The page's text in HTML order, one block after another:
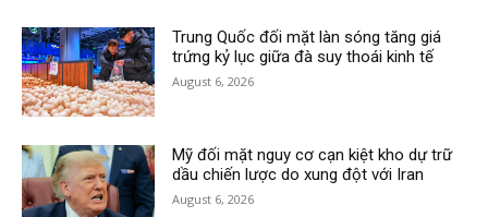
Trung Quốc đối mặt làn sóng tăng giá
trứng kỷ lục giữa đà suy thoái kinh tế
August 6, 2026
Mỹ đối mặt nguy cơ cạn kiệt kho dự trữ
dầu chiến lược do xung đột với Iran
August 6, 2026